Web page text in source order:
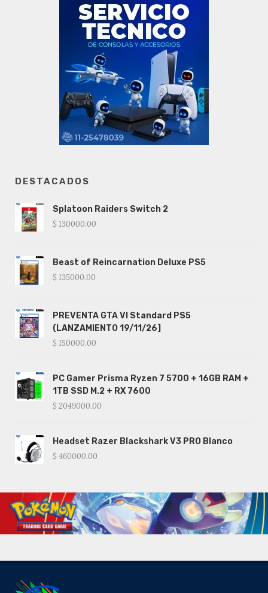
DESTACADOS
Splatoon Raiders Switch 2
$ 130000.00
Beast of Reincarnation Deluxe PS5
$ 135000.00
PREVENTA GTA VI Standard PS5
(LANZAMIENTO 19/11/26]
$ 150000.00
PC Gamer Prisma Ryzen 7 5700 + 16GB RAM +
1TB SSD M.2 + RX 7600
$ 2049000.00
Headset Razer Blackshark V3 PRO Blanco
$ 460000.00